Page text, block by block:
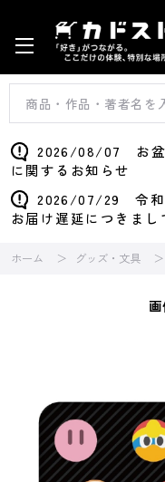
2026/08/07 お盆
に関するお知らせ
2026/07/29 令和
お届け遅延につきまし
ホーム グッズ・文具